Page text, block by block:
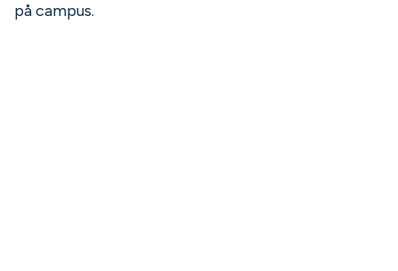
på campus.